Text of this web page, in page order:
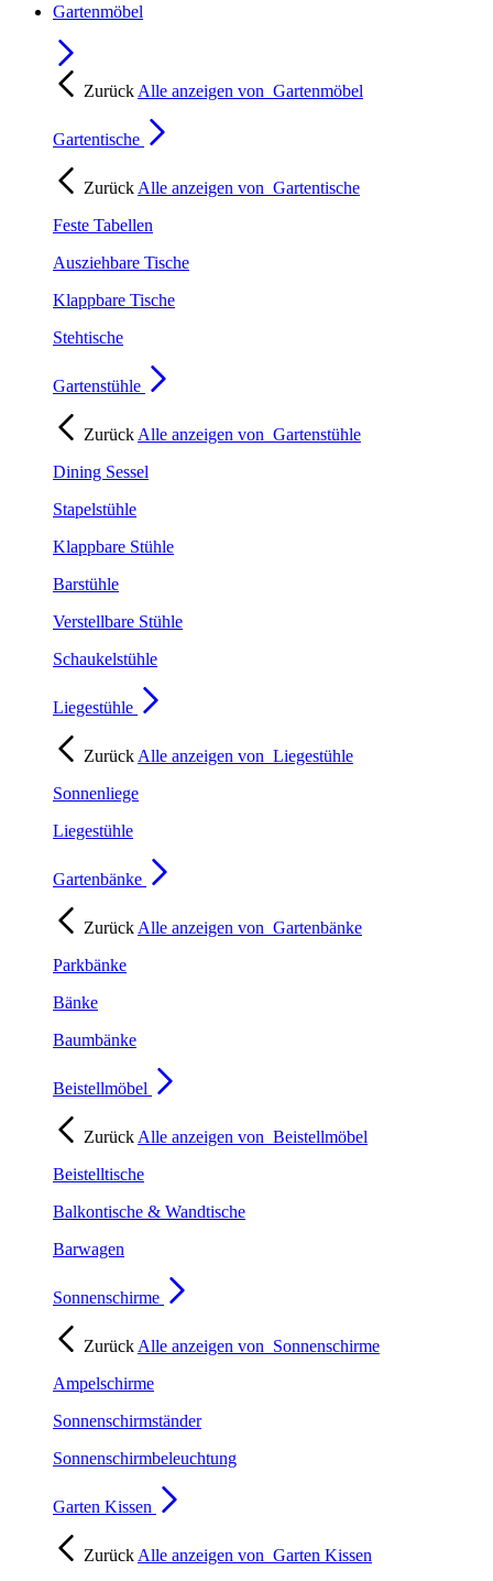
Gartenmöbel
Zurück Alle anzeigen von Gartenmöbel
Gartentische
Zurück Alle anzeigen von Gartentische
Feste Tabellen
Ausziehbare Tische
Klappbare Tische
Stehtische
Gartenstühle
Zurück Alle anzeigen von Gartenstühle
Dining Sessel
Stapelstühle
Klappbare Stühle
Barstühle
Verstellbare Stühle
Schaukelstühle
Liegestühle
Zurück Alle anzeigen von Liegestühle
Sonnenliege
Liegestühle
Gartenbänke
Zurück Alle anzeigen von Gartenbänke
Parkbänke
Bänke
Baumbänke
Beistellmöbel
Zurück Alle anzeigen von Beistellmöbel
Beistelltische
Balkontische & Wandtische
Barwagen
Sonnenschirme
Zurück Alle anzeigen von Sonnenschirme
Ampelschirme
Sonnenschirmständer
Sonnenschirmbeleuchtung
Garten Kissen
Zurück Alle anzeigen von Garten Kissen